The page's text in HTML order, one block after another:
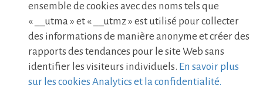
ensemble de cookies avec des noms tels que
« __utma » et « __utmz » est utilisé pour collecter
des informations de manière anonyme et créer des
rapports des tendances pour le site Web sans
identifier les visiteurs individuels. En savoir plus
sur les cookies Analytics et la confidentialité.